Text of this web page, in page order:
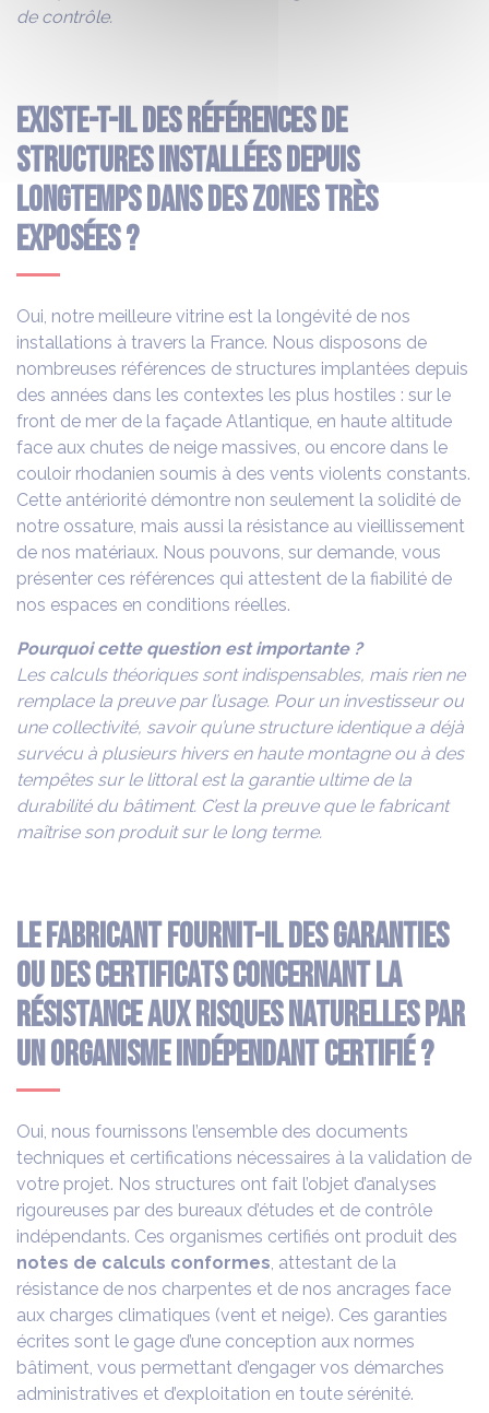
de contrôle.
Existe-t-il des références de
structures installées depuis
longtemps dans des zones très
exposées ?
Oui, notre meilleure vitrine est la longévité de nos
installations à travers la France. Nous disposons de
nombreuses références de structures implantées depuis
des années dans les contextes les plus hostiles : sur le
front de mer de la façade Atlantique, en haute altitude
face aux chutes de neige massives, ou encore dans le
couloir rhodanien soumis à des vents violents constants.
Cette antériorité démontre non seulement la solidité de
notre ossature, mais aussi la résistance au vieillissement
de nos matériaux. Nous pouvons, sur demande, vous
présenter ces références qui attestent de la fiabilité de
nos espaces en conditions réelles.
Pourquoi cette question est importante ?
Les calculs théoriques sont indispensables, mais rien ne
remplace la preuve par l’usage. Pour un investisseur ou
une collectivité, savoir qu’une structure identique a déjà
survécu à plusieurs hivers en haute montagne ou à des
tempêtes sur le littoral est la garantie ultime de la
durabilité du bâtiment. C’est la preuve que le fabricant
maîtrise son produit sur le long terme.
Le fabricant fournit-il des garanties
ou des certificats concernant la
résistance aux risques naturelles par
un organisme indépendant certifié ?
Oui, nous fournissons l’ensemble des documents
techniques et certifications nécessaires à la validation de
votre projet. Nos structures ont fait l’objet d’analyses
rigoureuses par des bureaux d’études et de contrôle
indépendants. Ces organismes certifiés ont produit des
notes de calculs conformes, attestant de la
résistance de nos charpentes et de nos ancrages face
aux charges climatiques (vent et neige). Ces garanties
écrites sont le gage d’une conception aux normes
bâtiment, vous permettant d’engager vos démarches
administratives et d’exploitation en toute sérénité.